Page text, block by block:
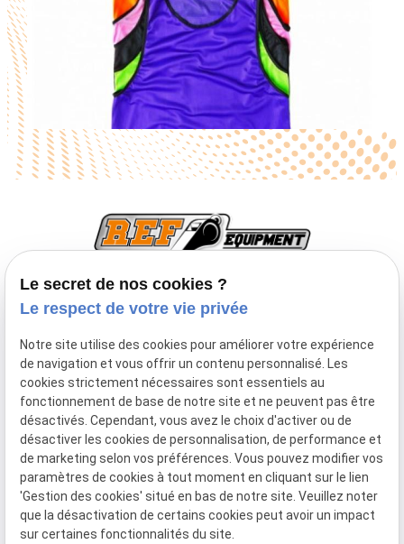
TVA Intracommunautaire :BE0747933643
Inscription à la newsletter
Mentions
légales
Politique de
confidentialité
Plan du
site
Gestion
des
Le secret de nos cookies ?
Le respect de votre vie privée
Notre site utilise des cookies pour améliorer votre expérience
de navigation et vous offrir un contenu personnalisé. Les
cookies strictement nécessaires sont essentiels au
fonctionnement de base de notre site et ne peuvent pas être
désactivés. Cependant, vous avez le choix d'activer ou de
désactiver les cookies de personnalisation, de performance et
de marketing selon vos préférences. Vous pouvez modifier vos
paramètres de cookies à tout moment en cliquant sur le lien
'Gestion des cookies' situé en bas de notre site. Veuillez noter
que la désactivation de certains cookies peut avoir un impact
sur certaines fonctionnalités du site.